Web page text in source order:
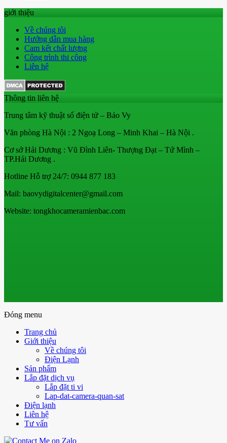
giới thiệu
Về chúng tôi
Hướng dẫn mua hàng
Cam kết chất lượng
Công trình thi công
Liên hệ
Thông tin liên hệ
Trung tâm kỹ thuật số điện tử – Bảo Vy
Văn phòng Hà Nội : 2 Ngoạ Long – Minh Khai – Hà Nội .
Cơ sở Hải Dương : Vũ Đình Liên- Thượng Đạt – Tứ Mình –
TP.Hải Dương .
Hotline Hỗ trợ 24/7: 0944 877 183
Mail: baovydigitalcenter@gmail.com
Website: tongkhocameramienbac.com
Đóng menu
Trang chủ
Giới thiệu
Về chúng tôi
Điện Lạnh
Sản phẩm
Lắp đặt dịch vụ
Lắp đặt ti vi
Lap-dat-camera-quan-sat
Điện lạnh
Liên hệ
Tư vấn